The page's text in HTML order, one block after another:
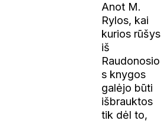
Anot M.
Rylos, kai
kurios rūšys
iš
Raudonosio
s knygos
galėjo būti
išbrauktos
tik dėl to,